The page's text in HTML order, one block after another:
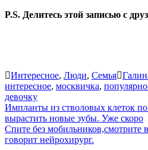
P.S. Делитесь этой записью с
Интересное, Люди, Семья
интересное, москвичка,
девочку
Навигация
по
записям
Импланты из стволовых клеток
вырастить новые зубы. Уже скоро
Спите без мобильников,смотрите
говорит нейрохирург.